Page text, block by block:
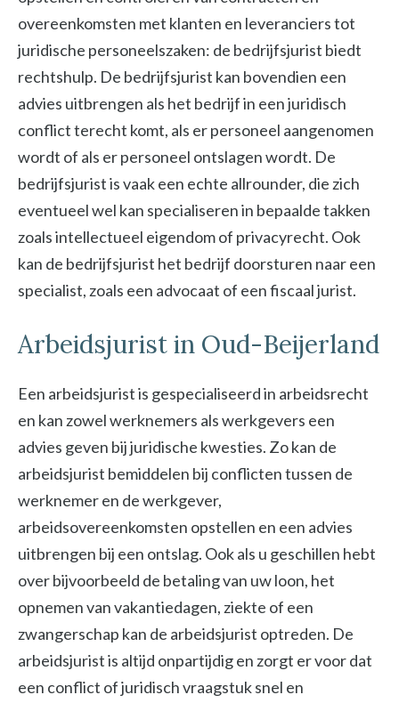
overeenkomsten met klanten en leveranciers tot
juridische personeelszaken: de bedrijfsjurist biedt
rechtshulp. De bedrijfsjurist kan bovendien een
advies uitbrengen als het bedrijf in een juridisch
conflict terecht komt, als er personeel aangenomen
wordt of als er personeel ontslagen wordt. De
bedrijfsjurist is vaak een echte allrounder, die zich
eventueel wel kan specialiseren in bepaalde takken
zoals intellectueel eigendom of privacyrecht. Ook
kan de bedrijfsjurist het bedrijf doorsturen naar een
specialist, zoals een advocaat of een fiscaal jurist.
Arbeidsjurist in Oud-Beijerland
Een arbeidsjurist is gespecialiseerd in arbeidsrecht
en kan zowel werknemers als werkgevers een
advies geven bij juridische kwesties. Zo kan de
arbeidsjurist bemiddelen bij conflicten tussen de
werknemer en de werkgever,
arbeidsovereenkomsten opstellen en een advies
uitbrengen bij een ontslag. Ook als u geschillen hebt
over bijvoorbeeld de betaling van uw loon, het
opnemen van vakantiedagen, ziekte of een
zwangerschap kan de arbeidsjurist optreden. De
arbeidsjurist is altijd onpartijdig en zorgt er voor dat
een conflict of juridisch vraagstuk snel en